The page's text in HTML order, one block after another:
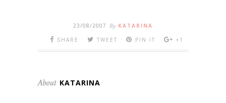
23/08/2007 By KATARINA
SHARE
TWEET PIN IT +1
About KATARINA